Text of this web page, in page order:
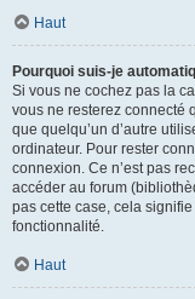
Haut
Pourquoi suis-je
Si vous ne cochez pas la
vous ne resterez connecté
que quelqu’un d’autre
ordinateur. Pour rester
connexion. Ce n’est pas
accéder au forum
pas cette case, cela
fonctionnalité.
Haut